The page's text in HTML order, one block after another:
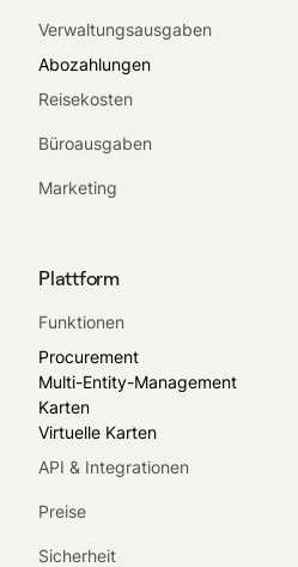
Verwaltungsausgaben
Abozahlungen
Reisekosten
Büroausgaben
Marketing
Plattform
Funktionen
Procurement
Multi-Entity-Management
Karten
Virtuelle Karten
API & Integrationen
Preise
Sicherheit